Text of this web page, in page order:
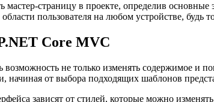
мастер-страницу в проекте, определив
пользователя на любом устройстве,
Core MVC
не только изменять содержимое и
начиная от выбора подходящих шаблонов
зависят от стилей, которые можно